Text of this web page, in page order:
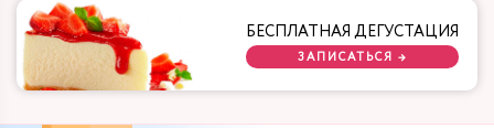
БЕСПЛАТНАЯ ДЕГУСТАЦИЯ
ЗАПИСАТЬСЯ →